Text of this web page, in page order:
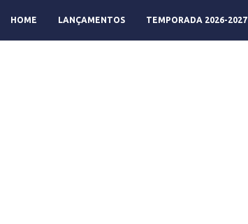
HOME LANÇAMENTOS TEMPORADA 2026-2027